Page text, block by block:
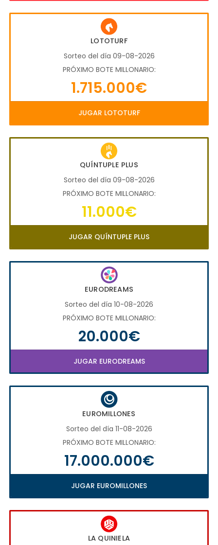
LOTOTURF
Sorteo del día 09-08-2026
PRÓXIMO BOTE MILLONARIO:
1.715.000€
JUGAR LOTOTURF
QUÍNTUPLE PLUS
Sorteo del día 09-08-2026
PRÓXIMO BOTE MILLONARIO:
11.000€
JUGAR QUÍNTUPLE PLUS
EURODREAMS
Sorteo del día 10-08-2026
PRÓXIMO BOTE MILLONARIO:
20.000€
JUGAR EURODREAMS
EUROMILLONES
Sorteo del día 11-08-2026
PRÓXIMO BOTE MILLONARIO:
17.000.000€
JUGAR EUROMILLONES
LA QUINIELA